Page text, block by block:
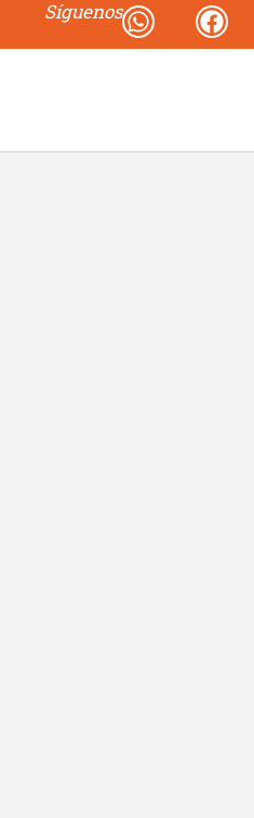
Síguenos